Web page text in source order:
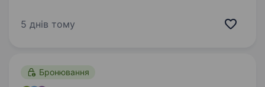
та комерційній нерухомості. Ми активно
5 днів тому
Бронювання